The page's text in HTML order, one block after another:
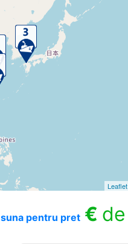
Leaflet
suna pentru pret €